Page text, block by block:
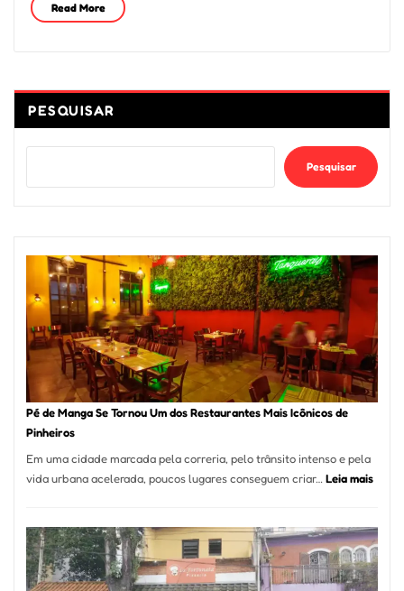
Read More
PESQUISAR
Pesquisar
Pé de Manga Se Tornou Um dos Restaurantes Mais Icônicos de
Pinheiros
Em uma cidade marcada pela correria, pelo trânsito intenso e pela
vida urbana acelerada, poucos lugares conseguem criar… Leia mais:
Se